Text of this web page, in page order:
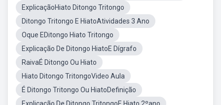
ExplicaçãoHiato Ditongo Tritongo
Ditongo Tritongo E HiatoAtividades 3 Ano
Oque EDitongo Hiato Tritongo
Explicação De Ditongo HiatoE Dígrafo
RaivaÉ Ditongo Ou Hiato
Hiato Ditongo TritongoVideo Aula
É Ditongo Tritongo Ou HiatoDefinição